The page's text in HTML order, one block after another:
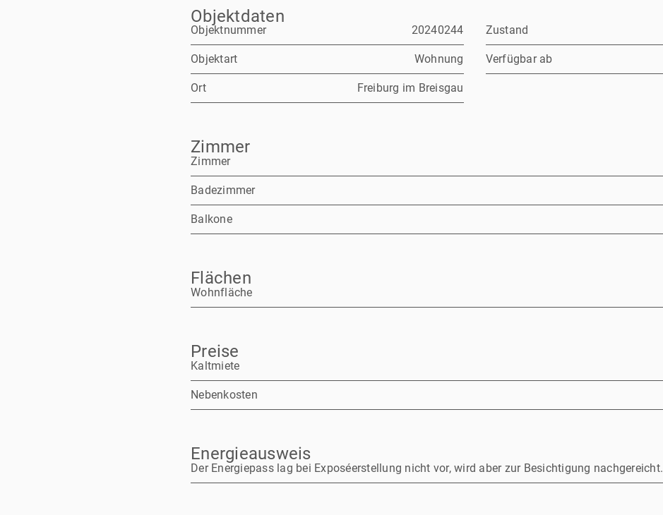
Objektdaten
Objektnummer 20240244
Objektart Wohnung
Ort Freiburg im Breisgau
Zustand
Verfügbar ab
Zimmer
Zimmer
Badezimmer
Balkone
Flächen
Wohnfläche
Preise
Kaltmiete
Nebenkosten
Energieausweis
Der Energiepass lag bei Exposéerstellung nicht vor, wird aber zur Besichtigung nachgereicht.